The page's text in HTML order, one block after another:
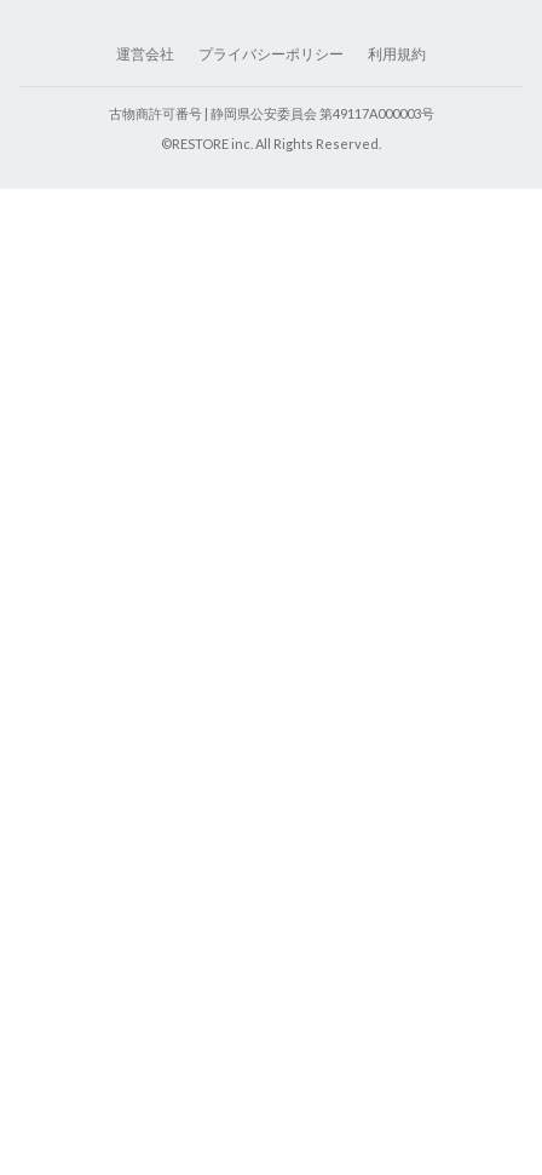
古物商許可番号 | 静岡県公安委員会 第49117A000003号
©RESTORE inc. All Rights Reserved.
運営会社 プライバシーポリシー 利用規約